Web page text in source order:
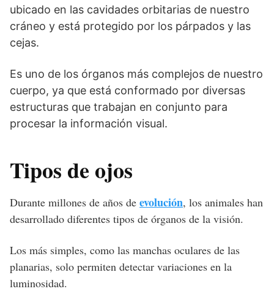
ubicado en las cavidades orbitarias de nuestro
cráneo y está protegido por los párpados y las
cejas.
Es uno de los órganos más complejos de nuestro
cuerpo, ya que está conformado por diversas
estructuras que trabajan en conjunto para
procesar la información visual.
Tipos de ojos
Durante millones de años de evolución, los animales han
desarrollado diferentes tipos de órganos de la visión.
Los más simples, como las manchas oculares de las
planarias, solo permiten detectar variaciones en la
luminosidad.